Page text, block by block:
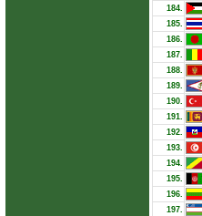
184.
185.
186.
187.
188.
189.
190.
191.
192.
193.
194.
195.
196.
197.